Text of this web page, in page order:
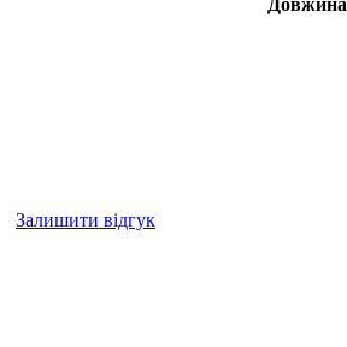
Довжина
Залишити відгук